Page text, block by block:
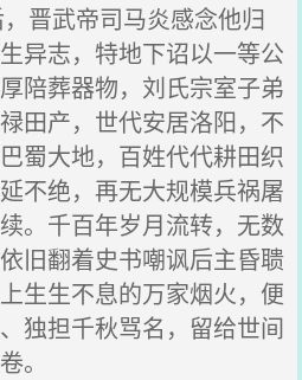
晋武帝司马炎感念他归
异志，特地下诏以一等公
陪葬器物，刘氏宗室子弟
田产，世代安居洛阳，不
蜀大地，百姓代代耕田织
不绝，再无大规模兵祸屠
。千百年岁月流转，无数
旧翻着史书嘲讽后主昏聩
生生不息的万家烟火，便
独担千秋骂名，留给世间
。